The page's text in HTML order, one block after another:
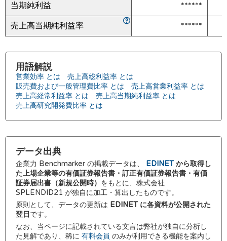
当期純利益
******
売上高当期純利益率
******
用語解説
営業効率 とは
売上高総利益率 とは
販売費および一般管理費比率 とは
売上高営業利益率 とは
売上高経常利益率 とは
売上高当期純利益率 とは
売上高研究開発費比率 とは
データ出典
企業力 Benchmarker の掲載データは、 EDINETから取得し
た上場企業等の有価証券報告書・訂正有価証券報告書・有価
証券届出書（新規公開時） をもとに、株式会社
SPLENDID21 が独自に加工・算出したものです。
原則として、データの更新は EDINET に各資料が公開された
翌日 です。
なお、当ページに記載されている文言は弊社が独自に分析し
た見解であり、稀に 有料会員 のみが利用できる機能を案内し